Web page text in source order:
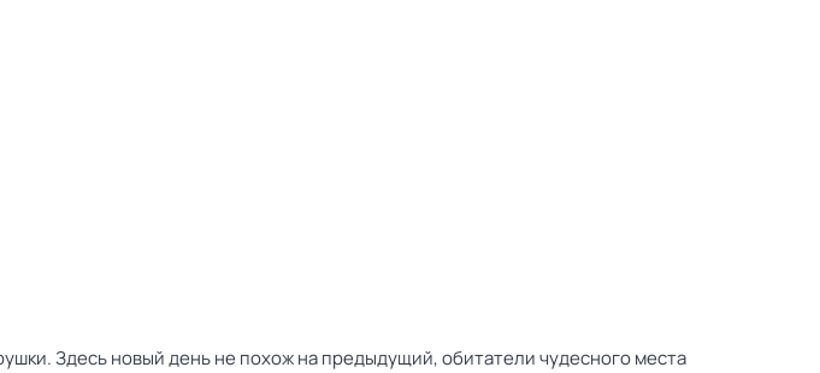
Здесь новый день не похож на предыдущий, обитатели чудесного места